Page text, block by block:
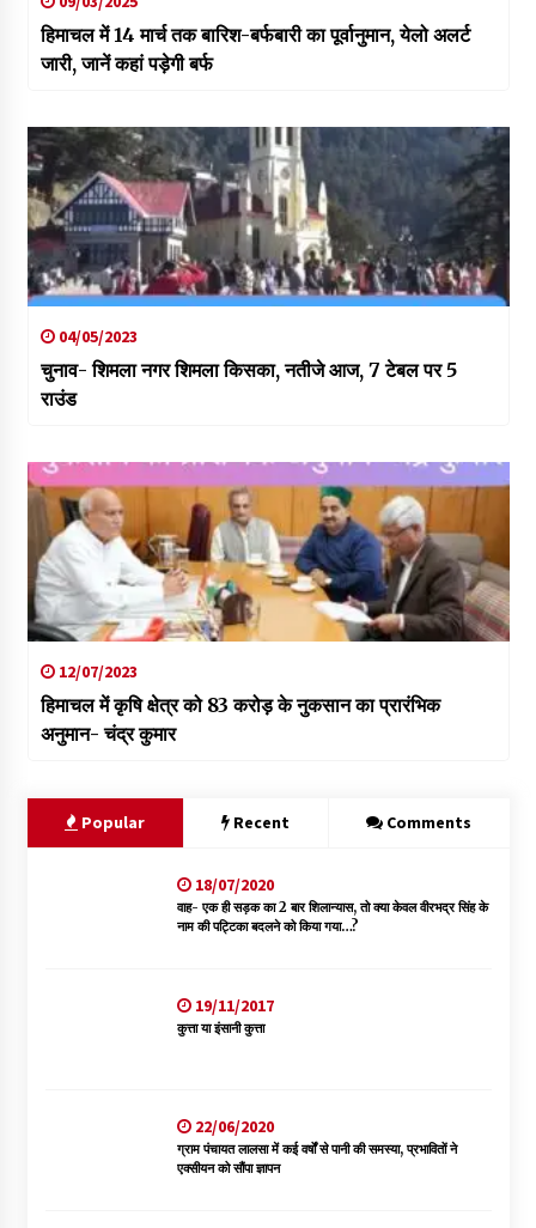
हिमाचल में 14 मार्च तक बारिश-बर्फबारी का पूर्वानुमान, येलो अलर्ट
जारी, जानें कहां पड़ेगी बर्फ
04/05/2023
चुनाव- शिमला नगर शिमला किसका, नतीजे आज, 7 टेबल पर 5
राउंड
12/07/2023
हिमाचल में कृषि क्षेत्र को 83 करोड़ के नुकसान का प्रारंभिक
अनुमान- चंद्र कुमार
Popular Recent Comments
18/07/2020
वाह- एक ही सड़क का 2 बार शिलान्यास, तो क्या केवल वीरभद्र सिंह के
नाम की पट्टिका बदलने को किया गया…?
19/11/2017
कुत्ता या इंसानी कुत्ता
22/06/2020
ग्राम पंचायत लालसा में कई वर्षों से पानी की समस्या, प्रभावितों ने
एक्सीयन को सौंपा ज्ञापन